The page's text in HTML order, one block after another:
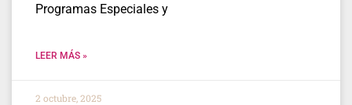
Programas Especiales y
LEER MÁS »
2 octubre, 2025